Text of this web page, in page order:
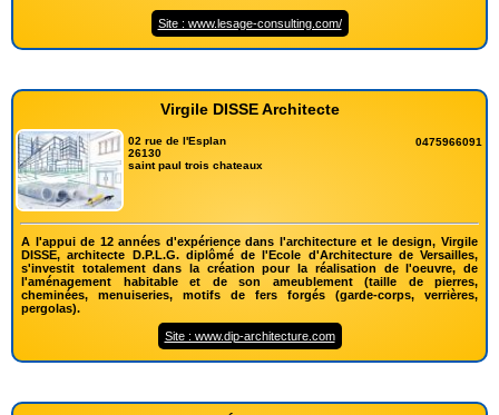
Site : www.lesage-consulting.com/
Virgile DISSE Architecte
02 rue de l'Esplan
26130
saint paul trois chateaux
0475966091
A l'appui de 12 années d'expérience dans l'architecture et le design, Virgile
DISSE, architecte D.P.L.G. diplômé de l'Ecole d'Architecture de Versailles,
s'investit totalement dans la création pour la réalisation de l'oeuvre, de
l'aménagement habitable et de son ameublement (taille de pierres,
cheminées, menuiseries, motifs de fers forgés (garde-corps, verrières,
pergolas).
Site : www.dip-architecture.com